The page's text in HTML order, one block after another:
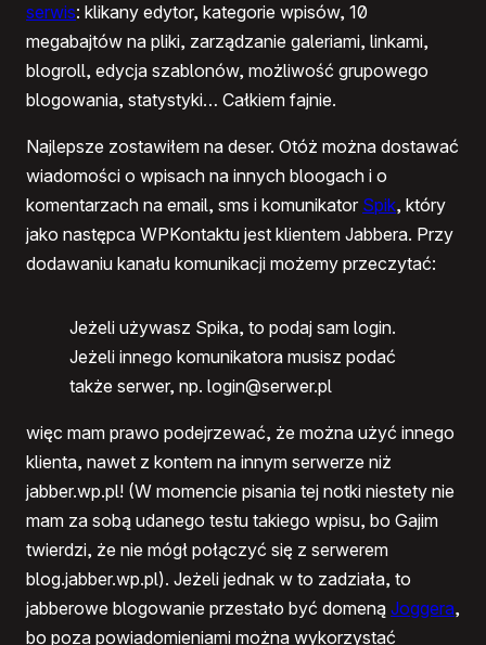
serwis: klikany edytor, kategorie wpisów, 10
megabajtów na pliki, zarządzanie galeriami, linkami,
blogroll, edycja szablonów, możliwość grupowego
blogowania, statystyki… Całkiem fajnie.
Najlepsze zostawiłem na deser. Otóż można dostawać
wiadomości o wpisach na innych bloogach i o
komentarzach na email, sms i komunikator Spik, który
jako następca WPKontaktu jest klientem Jabbera. Przy
dodawaniu kanału komunikacji możemy przeczytać:
Jeżeli używasz Spika, to podaj sam login.
Jeżeli innego komunikatora musisz podać
także serwer, np. login@serwer.pl
więc mam prawo podejrzewać, że można użyć innego
klienta, nawet z kontem na innym serwerze niż
jabber.wp.pl! (W momencie pisania tej notki niestety nie
mam za sobą udanego testu takiego wpisu, bo Gajim
twierdzi, że nie mógł połączyć się z serwerem
blog.jabber.wp.pl). Jeżeli jednak w to zadziała, to
jabberowe blogowanie przestało być domeną Joggera,
bo poza powiadomieniami można wykorzystać